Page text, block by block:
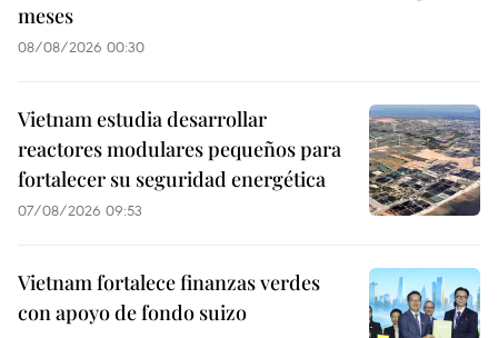
meses
08/08/2026 00:30
Vietnam estudia desarrollar
reactores modulares pequeños para
fortalecer su seguridad energética
07/08/2026 09:53
Vietnam fortalece finanzas verdes
con apoyo de fondo suizo